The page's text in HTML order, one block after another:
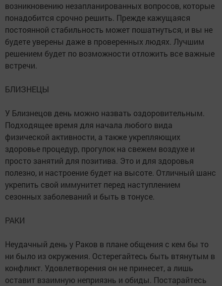
возникновению незапланированных вопросов, которые
понадобится срочно решить. Прежде кажущаяся
постоянной стабильность может пошатнуться, и вы не
будете уверены даже в проверенных людях. Лучшим
решением будет по возможности отложить все важные
встречи.
БЛИЗНЕЦЫ
У Близнецов день можно назвать оздоровительным.
Подходящее время для начала любого вида
физической активности, а также укрепляющих
здоровье процедур, прогулок на свежем воздухе и
просто занятий для позитива. Это и для здоровья
полезно, и настроение будет на высоте. Отличный шанс
укрепить свой иммунитет перед наступлением
сезонных заболеваний и быть в тонусе.
РАКИ
Неудачный день у Раков в плане общения с кем бы то
ни было из окружения. Остерегайтесь быть втянутым в
конфликт. Удовлетворения он не принесет, а лишь
оставит взаимную неприязнь и обиды. Постарайтесь